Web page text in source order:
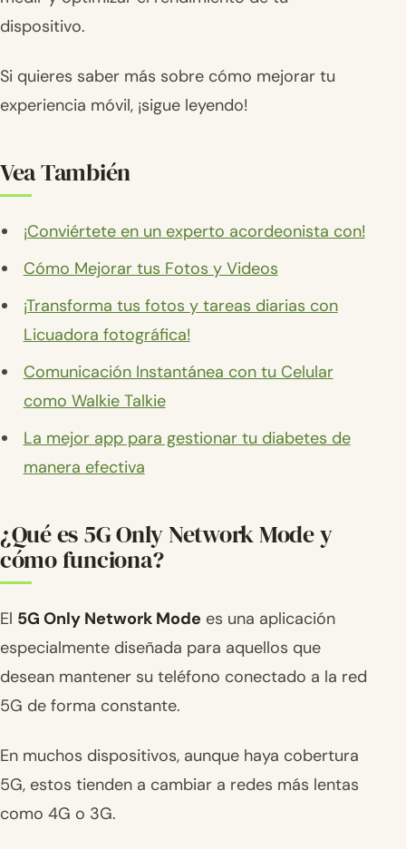
dispositivo.
Si quieres saber más sobre cómo mejorar tu
experiencia móvil, ¡sigue leyendo!
Vea También
¡Conviértete en un experto acordeonista con!
Cómo Mejorar tus Fotos y Videos
¡Transforma tus fotos y tareas diarias con
Licuadora fotográfica!
Comunicación Instantánea con tu Celular
como Walkie Talkie
La mejor app para gestionar tu diabetes de
manera efectiva
¿Qué es 5G Only Network Mode y
cómo funciona?
El 5G Only Network Mode es una aplicación
especialmente diseñada para aquellos que
desean mantener su teléfono conectado a la red
5G de forma constante.
En muchos dispositivos, aunque haya cobertura
5G, estos tienden a cambiar a redes más lentas
como 4G o 3G.